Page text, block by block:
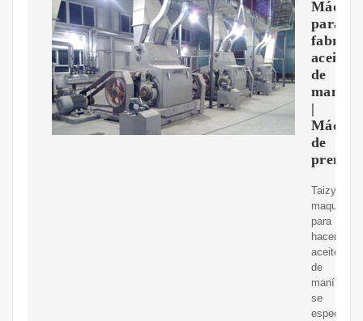
para
aceite
de
maní
|
de
prensa
Taizy
maquina
para
hacer
aceite
de
maní
se
especializa